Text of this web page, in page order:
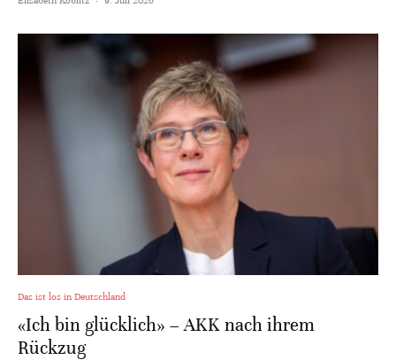
Das ist los in Deutschland
«Ich bin glücklich» – AKK nach ihrem
Rückzug